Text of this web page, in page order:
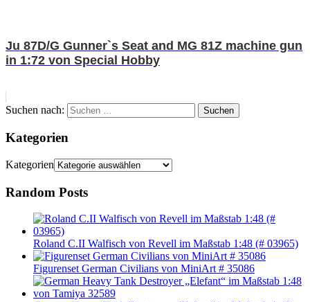
Ju 87D/G Gunner`s Seat and MG 81Z machine gun
in 1:72 von Special Hobby
Suchen nach: Suchen
Kategorien
Kategorien
Random Posts
Roland C.II Walfisch von Revell im Maßstab 1:48 (# 03965)
Figurenset German Civilians von MiniArt # 35086